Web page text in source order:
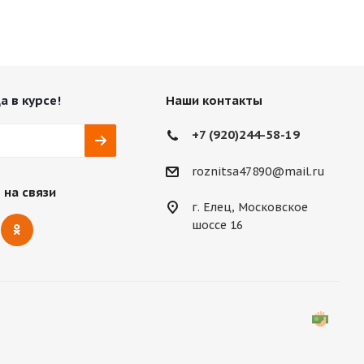
в курсе!
связи
Наши контакты
+7 (920)244-58-19
roznitsa47890@mail.ru
г. Елец, Московское
шоссе 16